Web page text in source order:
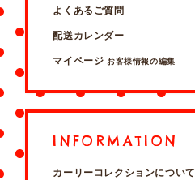
よくあるご質問
配送カレンダー
マイページ お客様情報の編集
INFORMATION
カーリーコレクションについて